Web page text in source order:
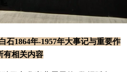
1864年-1957年大事记与重要作
有相关内容